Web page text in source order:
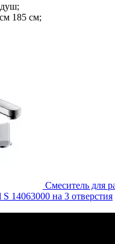
185 см;
Смеситель для
14063000 на 3 отверстия